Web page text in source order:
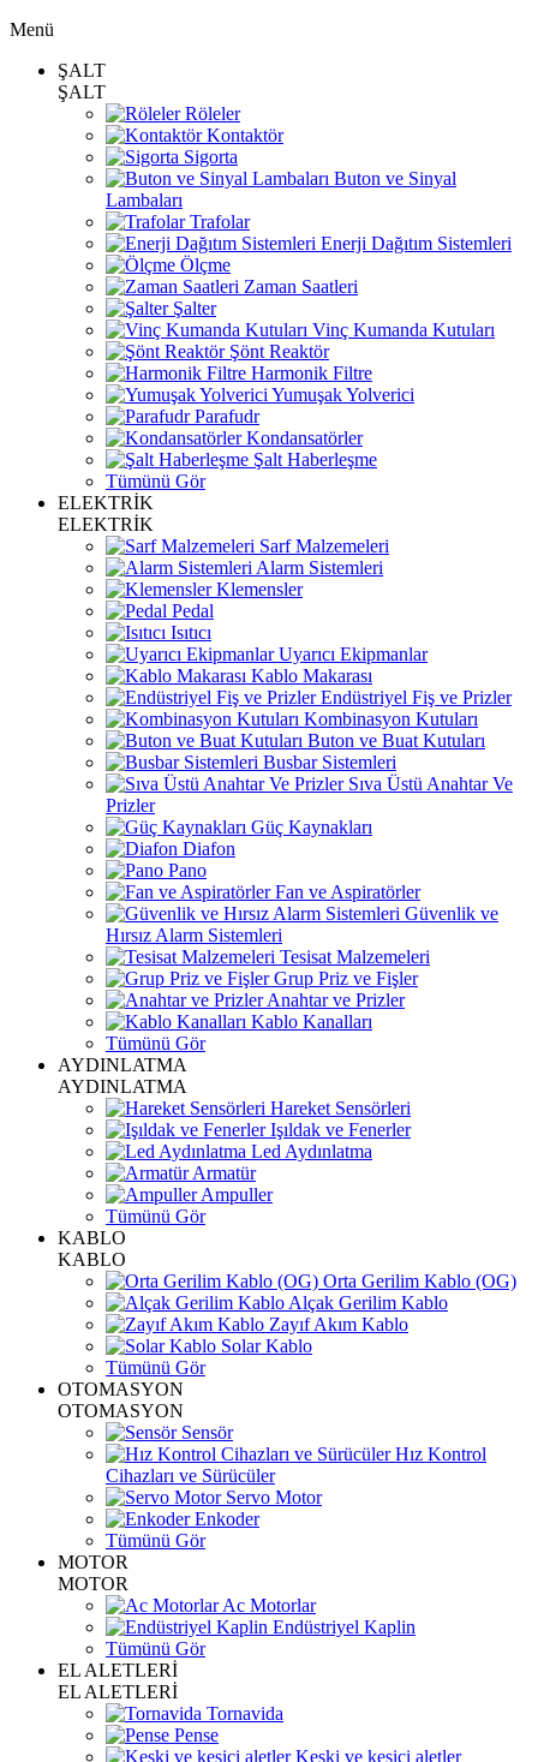
Menü
ŞALT
ŞALT
Röleler
Kontaktör
Sigorta
Buton ve Sinyal
Lambaları
Trafolar
Enerji Dağıtım Sistemleri
Ölçme
Zaman Saatleri
Şalter
Vinç Kumanda Kutuları
Şönt Reaktör
Harmonik Filtre
Yumuşak Yolverici
Parafudr
Kondansatörler
Şalt Haberleşme
Tümünü Gör
ELEKTRİK
ELEKTRİK
Sarf Malzemeleri
Alarm Sistemleri
Klemensler
Pedal
Isıtıcı
Uyarıcı Ekipmanlar
Kablo Makarası
Endüstriyel Fiş ve Prizler
Kombinasyon Kutuları
Buton ve Buat Kutuları
Busbar Sistemleri
Sıva Üstü Anahtar Ve
Prizler
Güç Kaynakları
Diafon
Pano
Fan ve Aspiratörler
Güvenlik ve
Hırsız Alarm Sistemleri
Tesisat Malzemeleri
Grup Priz ve Fişler
Anahtar ve Prizler
Kablo Kanalları
Tümünü Gör
AYDINLATMA
AYDINLATMA
Hareket Sensörleri
Işıldak ve Fenerler
Led Aydınlatma
Armatür
Ampuller
Tümünü Gör
KABLO
KABLO
Orta Gerilim Kablo (OG)
Alçak Gerilim Kablo
Zayıf Akım Kablo
Solar Kablo
Tümünü Gör
OTOMASYON
OTOMASYON
Sensör
Hız Kontrol
Cihazları ve Sürücüler
Servo Motor
Enkoder
Tümünü Gör
MOTOR
MOTOR
Ac Motorlar
Endüstriyel Kaplin
Tümünü Gör
EL ALETLERİ
EL ALETLERİ
Tornavida
Pense
Keski ve kesici aletler